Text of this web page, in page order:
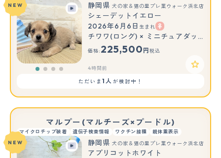
NEW
静岡県 犬の家＆猫の里プレ葉ウォーク浜北店
シェーデットイエロー
2026年6月6日 生まれ
チワワ(ロング) × ミニチュアダックスフンド(ロング)
価格: 225,500 円 税込
4時間前
ただいま1人 が検討中！
マルプー(マルチーズ×プードル)
マイクロチップ装着 遺伝子検査情報 ワクチン接種
親体重表示
NEW
静岡県 犬の家＆猫の里プレ葉ウォーク浜北店
アプリコットホワイト